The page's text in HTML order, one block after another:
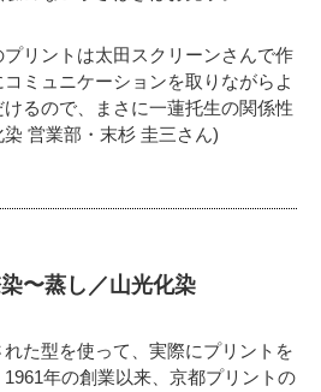
プリントは太田スクリーンさんで作
ミュニケーションを取りながらよ
るので、まさに一蓮托生の関係性
営業部・末杉 圭三さん)
〜蒸し／山光化染
た型を使って、実際にプリントを
年の創業以来、京都プリントの